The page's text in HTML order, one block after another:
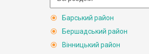
Барський район
Бершадський район
Вінницький район